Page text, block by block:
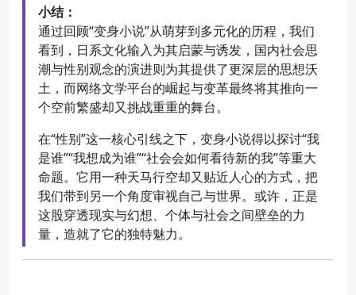
小结：
通过回顾“变身小说”从萌芽到多元化的历程，我们
看到，日系文化输入为其启蒙与诱发，国内社会思
潮与性别观念的演进则为其提供了更深层的思想沃
土，而网络文学平台的崛起与变革最终将其推向一
个空前繁盛却又挑战重重的舞台。
在“性别”这一核心引线之下，变身小说得以探讨“我
是谁”“我想成为谁”“社会会如何看待新的我”等重大
命题。它用一种天马行空却又贴近人心的方式，把
我们带到另一个角度审视自己与世界。或许，正是
这股穿透现实与幻想、个体与社会之间壁垒的力
量，造就了它的独特魅力。